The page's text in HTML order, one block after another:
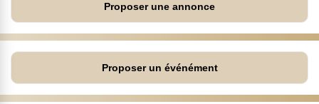
Proposer une annonce
Proposer un événément